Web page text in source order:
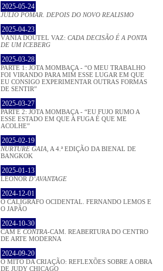
2025-05-24
JÚLIO POMAR. DEPOIS DO NOVO REALISMO
2025-04-23
VÂNIA DOUTEL VAZ: CADA DECISÃO É A PONTA
DE UM ICEBERG
2025-03-28
PARTE 1: JOTA MOMBAÇA - “O MEU TRABALHO
FOI VIRANDO PARA MIM ESSE LUGAR EM QUE
EU CONSIGO EXPERIMENTAR OUTRAS FORMAS
DE SENTIR”
2025-03-27
PARTE 2: JOTA MOMBAÇA - “EU FUJO RUMO A
ESSE ESTADO EM QUE A FUGA É QUE ME
ACOLHE”
2025-02-19
NURTURE GAIA , A 4.ª EDIÇÃO DA BIENAL DE
BANGKOK
2025-01-13
LEONOR D’AVANTAGE
2024-12-01
O CALÍGRAFO OCIDENTAL. FERNANDO LEMOS E
O JAPÃO
2024-10-30
CAM E CONTRA-CAM. REABERTURA DO CENTRO
DE ARTE MODERNA
2024-09-20
O MITO DA CRIAÇÃO: REFLEXÕES SOBRE A OBRA
DE JUDY CHICAGO